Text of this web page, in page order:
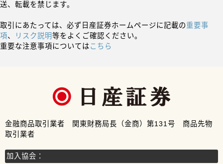
送、転載を禁じます。
取引にあたっては、必ず日産証券ホームページに記載の重要事
項、 リスク説明等をよくご確認ください。
重要な注意事項についてはこちら
金融商品取引業者 関東財務局長（金商）第131号 商品先物
取引業者
加入協会：